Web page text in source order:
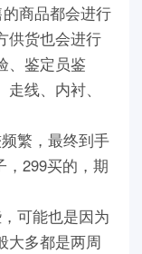
商品都会进行
供货也会进行
、鉴定员鉴
线、内衬、
繁，最终到手
，299买的，期
可能也是因为
大多都是两周